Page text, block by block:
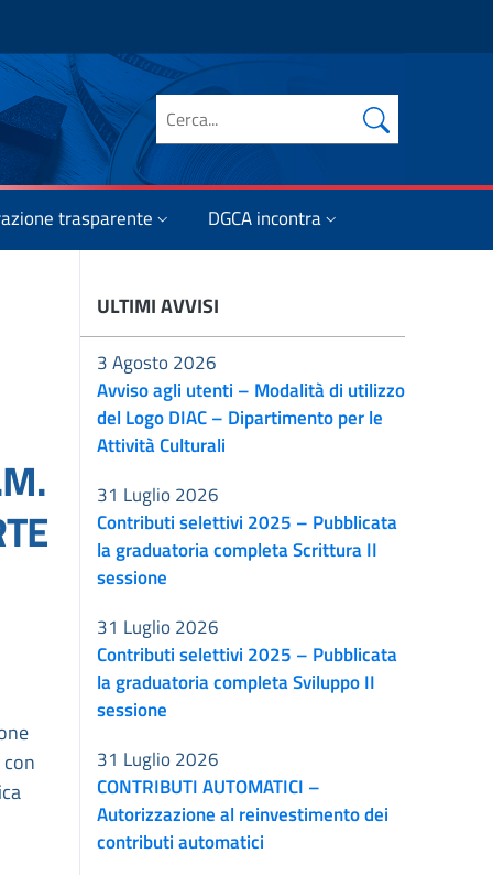
Cerca nel sito
trasparente DGCA incontra
ULTIMI AVVISI
Avviso agli utenti – Modalità di utilizzo
del Logo DIAC – Dipartimento per le
Attività Culturali
3 Agosto 2026
Contributi selettivi 2025 – Pubblicata
la graduatoria completa Scrittura II
sessione
31 Luglio 2026
Contributi selettivi 2025 – Pubblicata
la graduatoria completa Sviluppo II
sessione
31 Luglio 2026
CONTRIBUTI AUTOMATICI –
Autorizzazione al reinvestimento dei
contributi automatici
31 Luglio 2026